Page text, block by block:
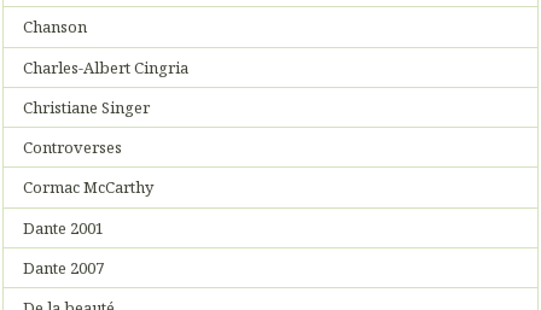
Chanson
Charles-Albert Cingria
Christiane Singer
Controverses
Cormac McCarthy
Dante 2001
Dante 2007